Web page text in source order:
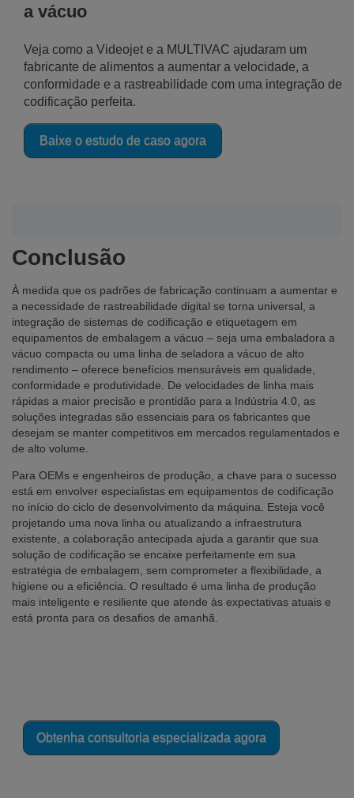
a vácuo
Veja como a Videojet e a MULTIVAC ajudaram um
fabricante de alimentos a aumentar a velocidade, a
conformidade e a rastreabilidade com uma integração de
codificação perfeita.
Baixe o estudo de caso agora
Conclusão
À medida que os padrões de fabricação continuam a aumentar e
a necessidade de rastreabilidade digital se torna universal, a
integração de sistemas de codificação e etiquetagem em
equipamentos de embalagem a vácuo – seja uma embaladora a
vácuo compacta ou uma linha de seladora a vácuo de alto
rendimento – oferece benefícios mensuráveis em qualidade,
conformidade e produtividade. De velocidades de linha mais
rápidas a maior precisão e prontidão para a Indústria 4.0, as
soluções integradas são essenciais para os fabricantes que
desejam se manter competitivos em mercados regulamentados e
de alto volume.
Para OEMs e engenheiros de produção, a chave para o sucesso
está em envolver especialistas em equipamentos de codificação
no início do ciclo de desenvolvimento da máquina. Esteja você
projetando uma nova linha ou atualizando a infraestrutura
existente, a colaboração antecipada ajuda a garantir que sua
solução de codificação se encaixe perfeitamente em sua
estratégia de embalagem, sem comprometer a flexibilidade, a
higiene ou a eficiência. O resultado é uma linha de produção
mais inteligente e resiliente que atende às expectativas atuais e
está pronta para os desafios de amanhã.
Obtenha consultoria especializada agora